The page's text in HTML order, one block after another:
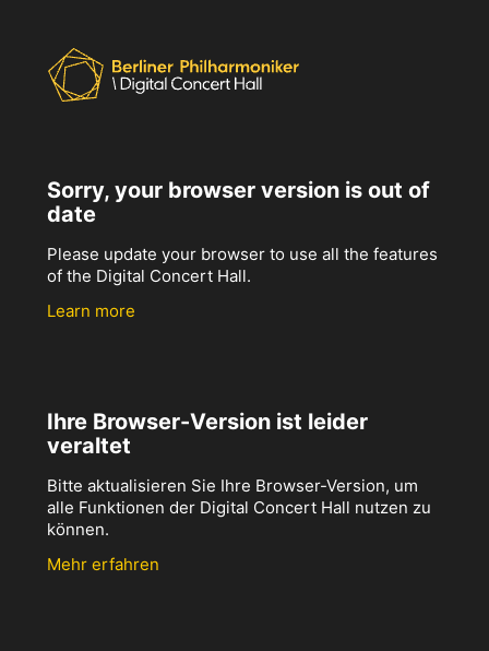
Sorry, your browser version is out of
date
Please update your browser to use all the features
of the Digital Concert Hall.
Learn more
Ihre Browser-Version ist leider
veraltet
Bitte aktualisieren Sie Ihre Browser-Version, um
alle Funktionen der Digital Concert Hall nutzen zu
können.
Mehr erfahren